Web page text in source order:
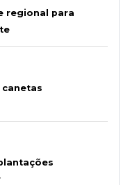
regional para